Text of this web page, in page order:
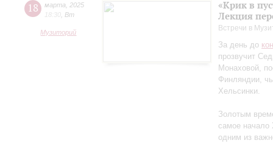
18 марта
2025
18:30 Вт
Музиторий
«Крик в
Лекция
Встречи в
За день до
прозвучит
Монаховой,
Финляндии,
Хельсинки.
Золотым
самое начало
одним из